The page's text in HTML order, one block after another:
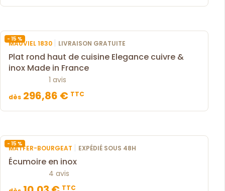
- 15 %
MAUVIEL 1830 | LIVRAISON GRATUITE
Plat rond haut de cuisine Elegance cuivre &
inox Made in France
1 avis
dès 296,86 € TTC
- 15 %
MATFER-BOURGEAT | EXPÉDIÉ SOUS 48H
Écumoire en inox
4 avis
TTC